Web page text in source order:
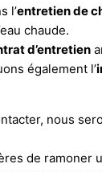
l’entretien de
chaude.
d’entretien
également l’
nous
de ramoner